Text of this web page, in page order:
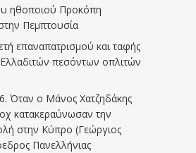
ηθοποιού Προκόπη
Πεμπτουσία
επαναπατρισμού και ταφής
πεσόντων οπλιτών
Όταν ο Μάνος Χατζηδάκης
κατακεραύνωσαν την
στην Κύπρο (Γεώργιος
Πανελλήνιας